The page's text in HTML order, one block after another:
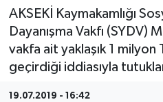
AKSEKİ Kaymakamlığı
Dayanışma Vakfı (SYDV)
vakfa ait yaklaşık 1
geçirdiği iddiasıyla
19.07.2019 - 16:42